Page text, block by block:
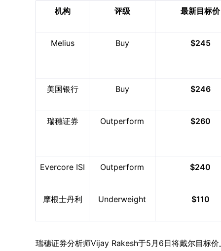
机构 评级 最新目标价
Melius Buy $245
美国银行 Buy $246
瑞穗证券 Outperform $260
Evercore ISI Outperform $240
摩根士丹利 Underweight $110
瑞穗证券分析师Vijay Rakesh于5月6日将戴尔目标